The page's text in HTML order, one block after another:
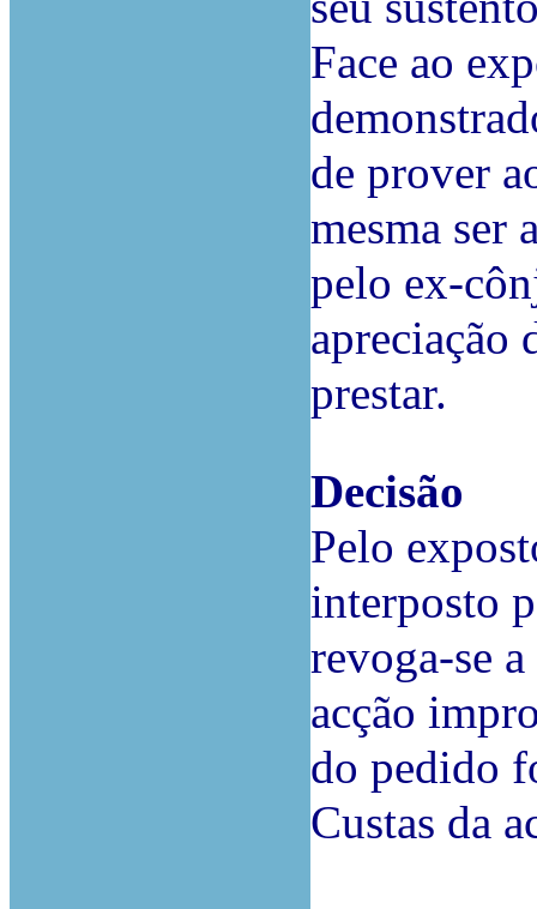
Face ao
de prover
mesma ser
pelo ex-
apreciação
prestar.
Decisão
Pelo
interposto
revoga-se
acção
do pedido
Custas da